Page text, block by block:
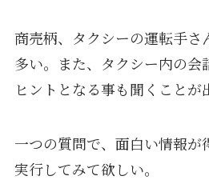
商売柄、タクシーの運転手さ
多い。また、タクシー内の会
ヒントとなる事も聞くことが
一つの質問で、面白い情報が
実行してみて欲しい。